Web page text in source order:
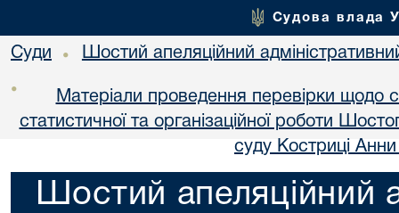
Судова влада
Суди • Шостий апеляційний
•
Матеріали проведення перевірки щодо
статистичної та організаційної роботи
суду Костриці
Шостий апеляційний